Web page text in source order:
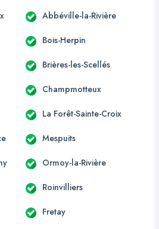
Abbéville-la-Rivière
Bois-Herpin
Brières-les-Scellés
Champmotteux
La Forêt-Sainte-Croix
Mespuits
Ormoy-la-Rivière
Roinvilliers
Fretay